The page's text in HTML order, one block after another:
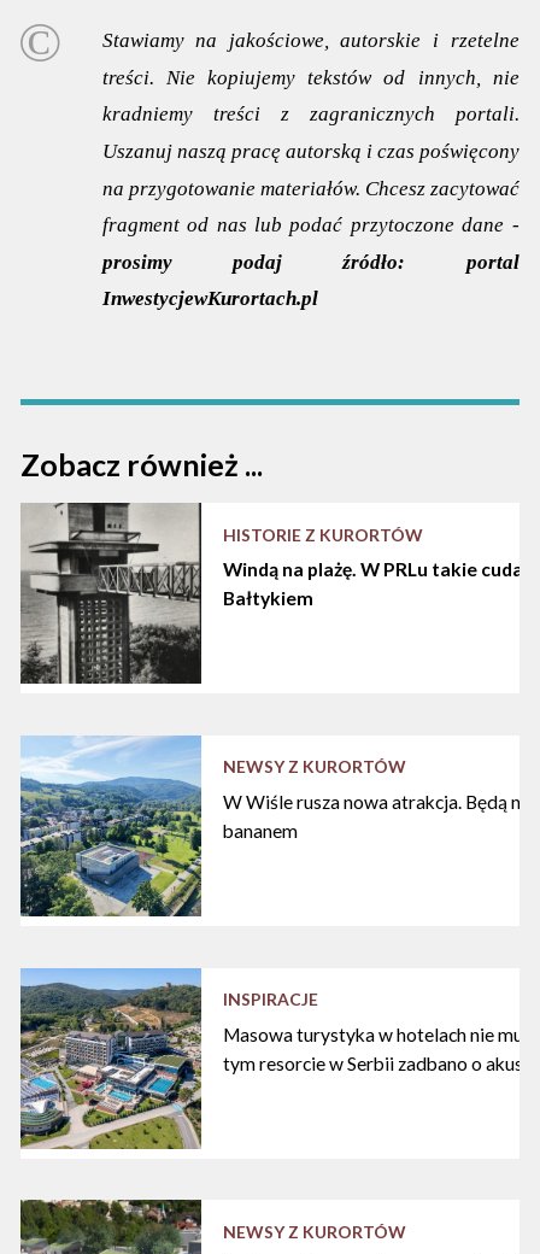
Stawiamy na jakościowe, autorskie i rzetelne
treści. Nie kopiujemy tekstów od innych, nie
kradniemy treści z zagranicznych portali.
Uszanuj naszą pracę autorską i czas poświęcony
na przygotowanie materiałów. Chcesz zacytować
fragment od nas lub podać przytoczone dane -
prosimy podaj źródło:
portal
InwestycjewKurortach.pl
Zobacz również ...
HISTORIE Z KURORTÓW
Windą na plażę. W PRLu takie cuda
Bałtykiem
NEWSY Z KURORTÓW
W Wiśle rusza nowa atrakcja. Będą
bananem
INSPIRACJE
Masowa turystyka w hotelach nie musi
tym resorcie w Serbii zadbano o
NEWSY Z KURORTÓW